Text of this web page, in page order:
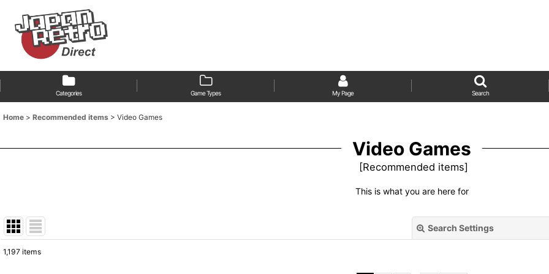
Categories Game Types My Page Search
Home > Recommended items > Video Games
Video Games
[Recommended items]
This is what you are here for
Search Settings
1,197 items